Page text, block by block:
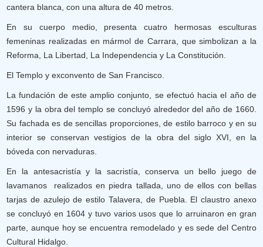
cantera blanca, con una altura de 40 metros.
En su cuerpo medio, presenta cuatro hermosas esculturas
femeninas realizadas en mármol de Carrara, que simbolizan a la
Reforma, La Libertad, La Independencia y La Constitución.
El Templo y exconvento de San Francisco.
La fundación de este amplio conjunto, se efectuó hacia el año de
1596 y la obra del templo se concluyó alrededor del año de 1660.
Su fachada es de sencillas proporciones, de estilo barroco y en su
interior se conservan vestigios de la obra del siglo XVI, en la
bóveda con nervaduras.
En la antesacristía y la sacristía, conserva un bello juego de
lavamanos realizados en piedra tallada, uno de ellos con bellas
tarjas de azulejo de estilo Talavera, de Puebla. El claustro anexo
se concluyó en 1604 y tuvo varios usos que lo arruinaron en gran
parte, aunque hoy se encuentra remodelado y es sede del Centro
Cultural Hidalgo.